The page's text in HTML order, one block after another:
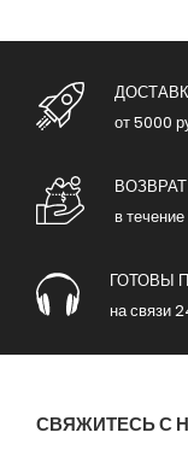
от 5000
в
ГОТОВЫ
на связи
СВЯЖИТЕСЬ С